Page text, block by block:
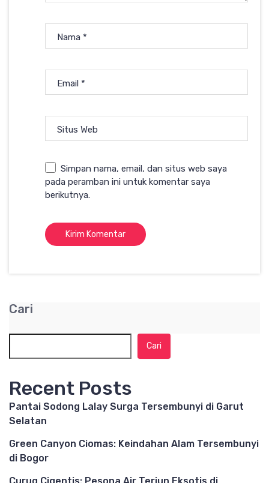
Nama *
Email *
Situs Web
Simpan nama, email, dan situs web saya
pada peramban ini untuk komentar saya
berikutnya.
Cari
Cari
Recent Posts
Pantai Sodong Lalay Surga Tersembunyi di Garut
Selatan
Green Canyon Ciomas: Keindahan Alam Tersembunyi
di Bogor